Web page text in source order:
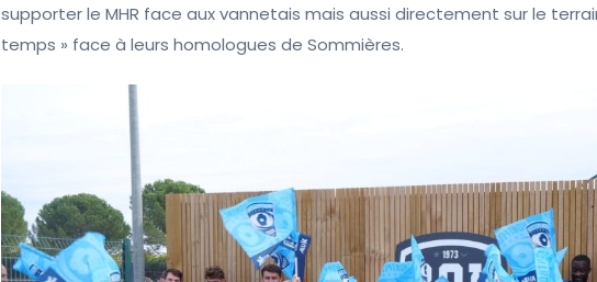
supporter le MHR face aux vannetais mais aussi directement sur le
temps » face à leurs homologues de Sommières.